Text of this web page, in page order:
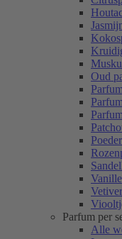
Oud
Parfum per
Alle